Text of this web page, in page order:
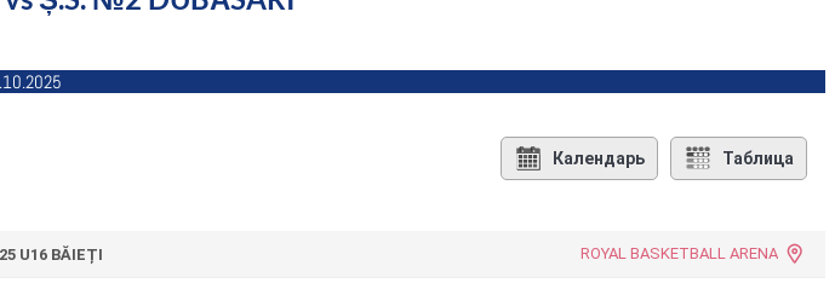
Календарь Таблица
U16 BĂIEȚI ROYAL BASKETBALL ARENA